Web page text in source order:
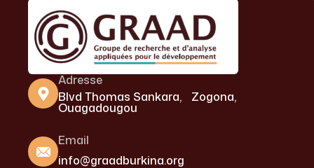
Adresse
Blvd Thomas Sankara, Zogona,
Ouagadougou
Email
info@graadburkina.org